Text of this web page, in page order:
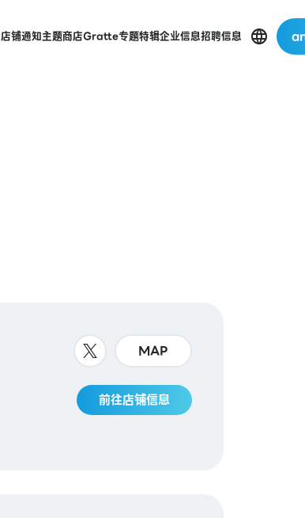
店铺通知主题商店Gratte专题特辑企业信息招聘信息
MAP
前往店铺信息